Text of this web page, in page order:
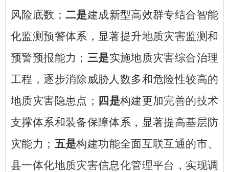
风险底数； 二是建成新型高效群专结合智能
化监测预警体系，显著提升地质灾害监测和
预警预报能力； 三是实施地质灾害综合治理
工程，逐步消除威胁人数多和危险性较高的
地质灾害隐患点； 四是构建更加完善的技术
支撑体系和装备保障体系，显著提高基层防
灾能力； 五是构建功能全面互联互通的市、
县一体化地质灾害信息化管理平台，实现调